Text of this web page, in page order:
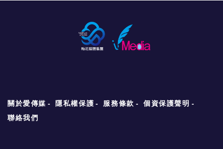
關於愛傳媒 隱私權保護 服務條款
個資保護聲明
聯絡我們